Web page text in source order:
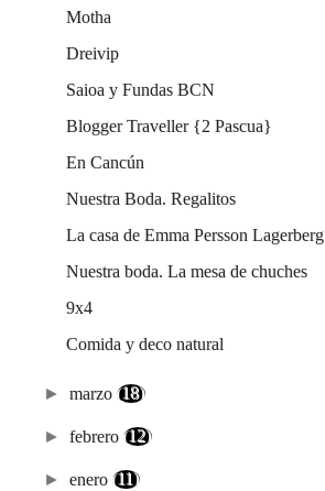
Motha
Dreivip
Saioa y Fundas BCN
Blogger Traveller {2 Pascua}
En Cancún
Nuestra Boda. Regalitos
La casa de Emma Persson Lagerberg
Nuestra boda. La mesa de chuches
9x4
Comida y deco natural
►marzo (18)
►febrero (12)
►enero(11)